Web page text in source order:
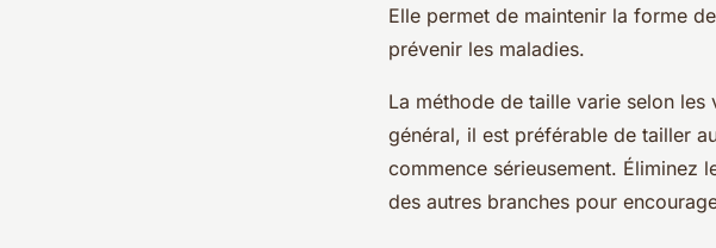
Elle permet de maintenir la forme
prévenir les maladies.
La méthode de taille varie selon les
général, il est préférable de tailler
commence sérieusement. Éliminez
des autres branches pour